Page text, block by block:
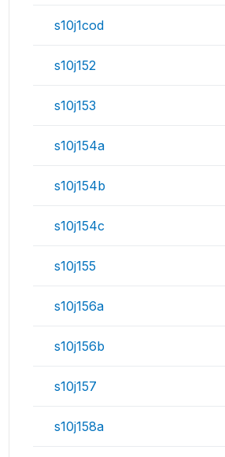
s10j1cod
s10j152
s10j153
s10j154a
s10j154b
s10j154c
s10j155
s10j156a
s10j156b
s10j157
s10j158a